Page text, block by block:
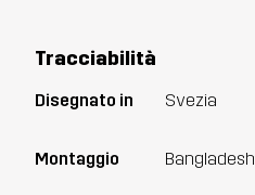
Tracciabilità
Disegnato in Svezia
Montaggio Bangladesh